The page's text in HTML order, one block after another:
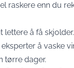
raskere enn du
lettere å få skjolder.
å vaske
tørre dager.